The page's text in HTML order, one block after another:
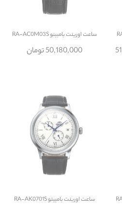
ساعتاورینت بامبینو RA-AC0M03S
50,180,000 تومان
ساعتاورینت بامبینو RA-AK0701S